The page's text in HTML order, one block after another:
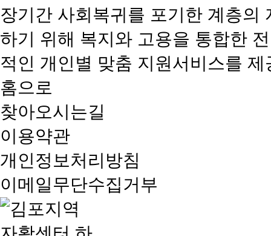
장기간 사회복귀를 포기한 계층의
하기 위해 복지와 고용을 통합한
적인 개인별 맞춤 지원서비스를 제
홈으로
찾아오시는길
이용약관
개인정보처리방침
이메일무단수집거부